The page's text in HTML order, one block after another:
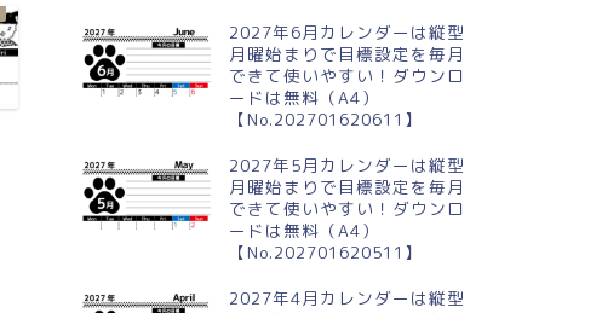
2027年6月カレンダーは縦型
月曜始まりで目標設定を毎月
できて使いやすい！ダウンロ
ードは無料（A4）
【No.202701620611】
2027年5月カレンダーは縦型
月曜始まりで目標設定を毎月
できて使いやすい！ダウンロ
ードは無料（A4）
【No.202701620511】
2027年4月カレンダーは縦型